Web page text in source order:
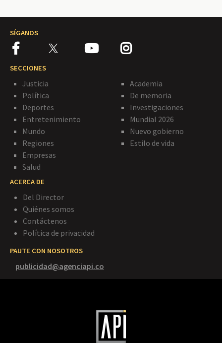
SÍGANOS
SECCIONES
Justicia
Política
Deportes
Entretenimiento
Mundo
Regiones
Empresas
Salud
Academia
De memoria
Investigaciones
Mundial 2026
Nuevo gobierno
Estilo de vida
ACERCA DE
Del Director
Quiénes somos
Contáctenos
Política de privacidad
PAUTE CON NOSOTROS
publicidad@agenciapi.co